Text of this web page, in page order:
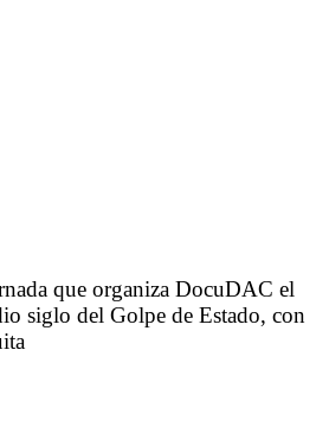
que organiza DocuDAC el
siglo del Golpe de Estado, con